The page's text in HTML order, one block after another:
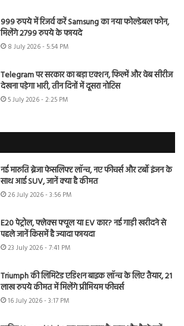
999 रुपये में रिजर्व करें Samsung का नया फोल्डेबल फोन,
मिलेंगे 2799 रुपये के फायदे
8 July 2026 - 5:54 PM
Telegram पर सरकार का बड़ा एक्शन, फिल्में और वेब सीरीज
देखना पड़ेगा भारी, तीन दिनों में दूसरा नोटिस
5 July 2026 - 2:25 PM
नई मारुति ब्रेजा फेसलिफ्ट लॉन्च, नए फीचर्स और टर्बो इंजन के
साथ आई SUV, जानें क्या है कीमत
26 July 2026 - 3:56 PM
E20 पेट्रोल, फ्लेक्स फ्यूल या EV कार? नई गाड़ी खरीदने से
पहले जानें किसमें है ज्यादा फायदा
23 July 2026 - 7:41 PM
Triumph की लिमिटेड एडिशन बाइक लॉन्च के लिए तैयार, 21
लाख रुपये कीमत में मिलेंगे प्रीमियम फीचर्स
16 July 2026 - 3:17 PM